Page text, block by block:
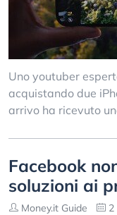
Uno youtuber
acquistando due
arrivo ha ricevuto
Facebook
soluzioni ai
Money.it Guide 2